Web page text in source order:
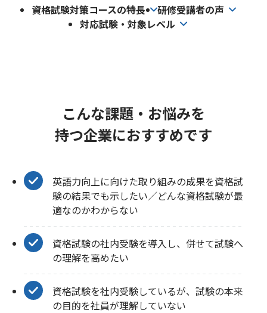
資格試験対策コースの特長
研修受講者の声
対応試験・対象レベル
こんな課題・お悩みを
持つ企業におすすめです
英語力向上に向けた取り組みの成果を資格試
験の結果でも示したい／どんな資格試験が最
適なのかわからない
資格試験の社内受験を導入し、併せて試験へ
の理解を高めたい
資格試験を社内受験しているが、試験の本来
の目的を社員が理解していない